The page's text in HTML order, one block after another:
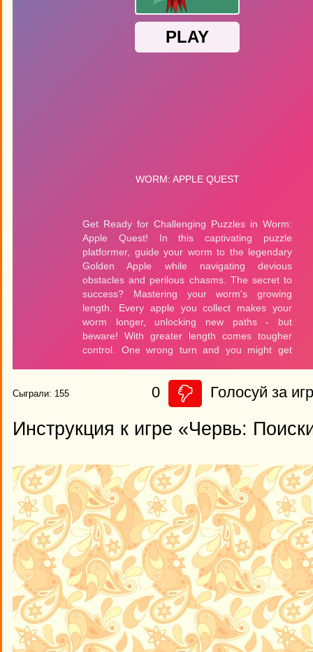
Сыграли: 155 0 Голосуй за
Инструкция к игре «Червь: